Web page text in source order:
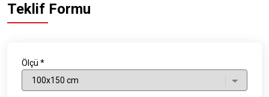
Teklif Formu
Ölçü *